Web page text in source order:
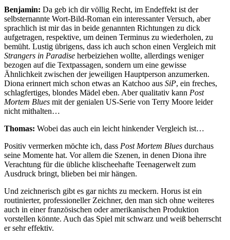
Benjamin: Da geb ich dir völlig Recht, im Endeffekt ist der
selbsternannte Wort-Bild-Roman ein interessanter Versuch, aber
sprachlich ist mir das in beide genannten Richtungen zu dick
aufgetragen, respektive, um deinen Terminus zu wiederholen, zu
bemüht. Lustig übrigens, dass ich auch schon einen Vergleich mit
Strangers in Paradise herbeiziehen wollte, allerdings weniger
bezogen auf die Textpassagen, sondern um eine gewisse
Ähnlichkeit zwischen der jeweiligen Hauptperson anzumerken.
Diona erinnert mich schon etwas an Katchoo aus SiP, ein freches,
schlagfertiges, blondes Mädel eben. Aber qualitativ kann Post
Mortem Blues mit der genialen US-Serie von Terry Moore leider
nicht mithalten…
Thomas: Wobei das auch ein leicht hinkender Vergleich ist…
Positiv vermerken möchte ich, dass Post Mortem Blues durchaus
seine Momente hat. Vor allem die Szenen, in denen Diona ihre
Verachtung für die übliche klischeehafte Teenagerwelt zum
Ausdruck bringt, blieben bei mir hängen.
Und zeichnerisch gibt es gar nichts zu meckern. Horus ist ein
routinierter, professioneller Zeichner, den man sich ohne weiteres
auch in einer französischen oder amerikanischen Produktion
vorstellen könnte. Auch das Spiel mit schwarz und weiß beherrscht
er sehr effektiv.